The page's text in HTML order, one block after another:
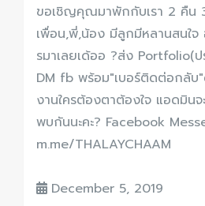
ขอเชิญคุณมาพักกับเรา 2 คืน
เพื่อน,พี่,น้อง มีลูกมีหลานสนใจ
รมาเลยเด้ออ ?ส่ง Portfolio(ป
DM fb พร้อม"เบอร์ติดต่อกลับ
งานใครต้องตาต้องใจ แอดมิน
พบกันนะคะ? Facebook
m.me/THALAYCHAAM
December 5, 2019